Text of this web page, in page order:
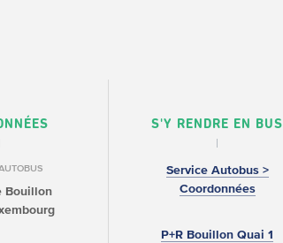
Bouillon
S'Y RENDRE EN BUS
Service Autobus >
Coordonnées
P+R Bouillon Quai 1